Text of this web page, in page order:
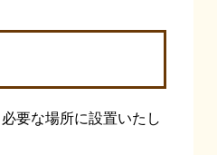
要な場所に設置いたし